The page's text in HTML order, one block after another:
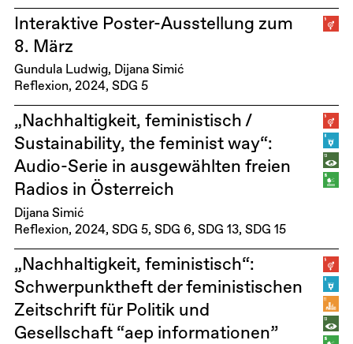
Interaktive Poster-Ausstellung zum
8. März
Gundula Ludwig, Dijana Simić
Reflexion 2024 SDG 5
„Nachhaltigkeit, feministisch /
Sustainability, the feminist way“:
Audio-Serie in ausgewählten freien
Radios in Österreich
Dijana Simić
Reflexion 2024 SDG 5 SDG 6 SDG 13 SDG 15
„Nachhaltigkeit, feministisch“:
Schwerpunktheft der feministischen
Zeitschrift für Politik und
Gesellschaft “aep informationen”